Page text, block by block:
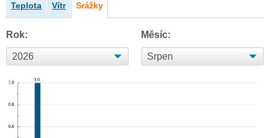
Teplota Vítr Srážky
Rok: Měsíc: